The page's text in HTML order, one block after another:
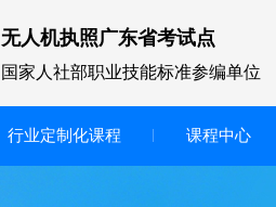
无人机执照广东省考试点
国家人社部职业技能标准参编单位
行业定制化课程 课程中心